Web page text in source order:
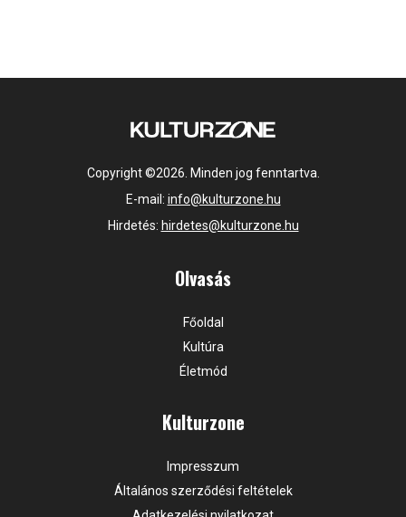
Copyright ©2026. Minden jog fenntartva.
E-mail: info@kulturzone.hu
Hirdetés: hirdetes@kulturzone.hu
Olvasás
Főoldal
Kultúra
Életmód
Kulturzone
Impresszum
Általános szerződési feltételek